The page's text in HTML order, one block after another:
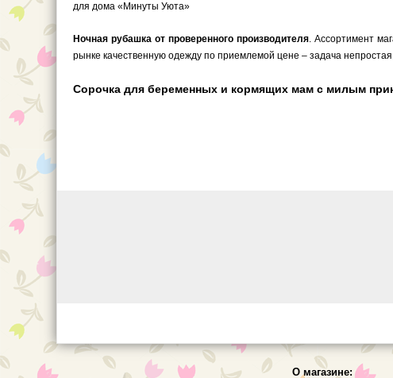
для дома «Минуты Уюта»
Ночная рубашка от проверенного производителя. Ассортимент
рынке качественную одежду по приемлемой цене – задача
Сорочка для беременных и кормящих мам с милым
О магазине: